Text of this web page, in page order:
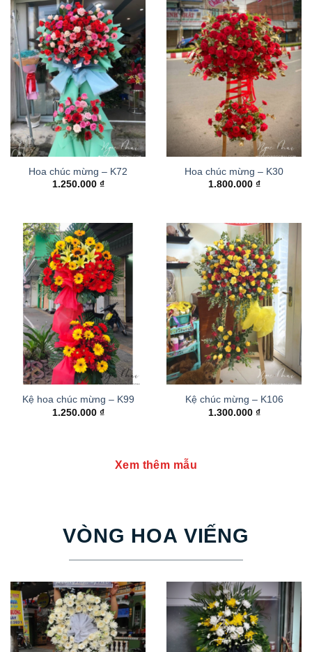
Hoa chúc mừng – K72
1.250.000 ₫
Hoa chúc mừng – K30
1.800.000 ₫
Kệ hoa chúc mừng – K99
1.250.000 ₫
Kệ chúc mừng – K106
1.300.000 ₫
Xem thêm mẫu
VÒNG HOA VIẾNG